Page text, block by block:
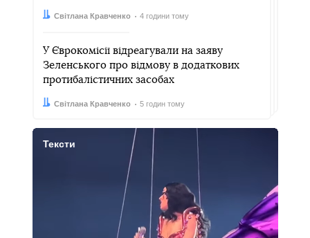
Автор:
Світлана Кравченко
Дата: 4 години тому
У Єврокомісії відреагували на заяву
Зеленського про відмову в додаткових
протибалістичних засобах
Автор:
Світлана Кравченко
Дата: 5 годин тому
Тексти